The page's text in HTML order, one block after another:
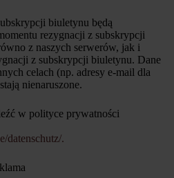
biuletynu będą
rezygnacji z subskrypcji
z naszych serwerów, jak i
z subskrypcji biuletynu. Dane
celach (np. adresy e-mail dla
nienaruszone.
w polityce prywatności
datenschutz/.